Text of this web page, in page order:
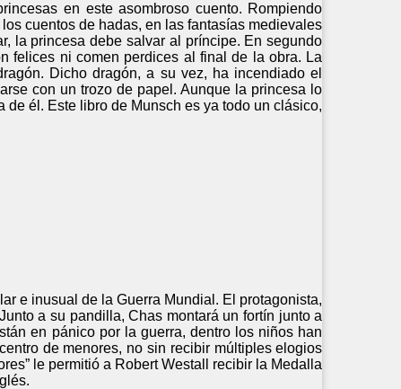
en este asombroso cuento. Rompiendo
cuentos de hadas, en las fantasías medievales
la princesa debe salvar al príncipe. En segundo
felices ni comen perdices al final de la obra. La
Dicho dragón, a su vez, ha incendiado el
con un trozo de papel. Aunque la princesa lo
él. Este libro de Munsch es ya todo un clásico,
e inusual de la Guerra Mundial. El protagonista,
a su pandilla, Chas montará un fortín junto a
en pánico por la guerra, dentro los niños han
de menores, no sin recibir múltiples elogios
le permitió a Robert Westall recibir la Medalla